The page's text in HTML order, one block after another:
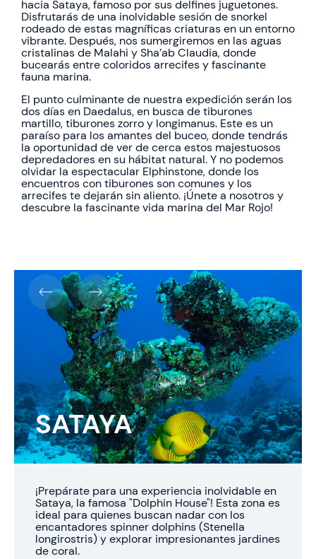
hacia Sataya, famoso por sus delfines juguetones.
Disfrutarás de una inolvidable sesión de snorkel
rodeado de estas magníficas criaturas en un entorno
vibrante. Después, nos sumergiremos en las aguas
cristalinas de Malahi y Sha’ab Claudia, donde
bucearás entre coloridos arrecifes y fascinante
fauna marina.
El punto culminante de nuestra expedición serán los
dos días en Daedalus, en busca de tiburones
martillo, tiburones zorro y longimanus. Este es un
paraíso para los amantes del buceo, donde tendrás
la oportunidad de ver de cerca estos majestuosos
depredadores en su hábitat natural. Y no podemos
olvidar la espectacular Elphinstone, donde los
encuentros con tiburones son comunes y los
arrecifes te dejarán sin aliento. ¡Únete a nosotros y
descubre la fascinante vida marina del Mar Rojo!
SATAYA
¡Prepárate para una experiencia inolvidable en
Sataya, la famosa "Dolphin House"! Esta zona es
ideal para quienes buscan nadar con los
encantadores spinner dolphins (Stenella
longirostris) y explorar impresionantes jardines
de coral.